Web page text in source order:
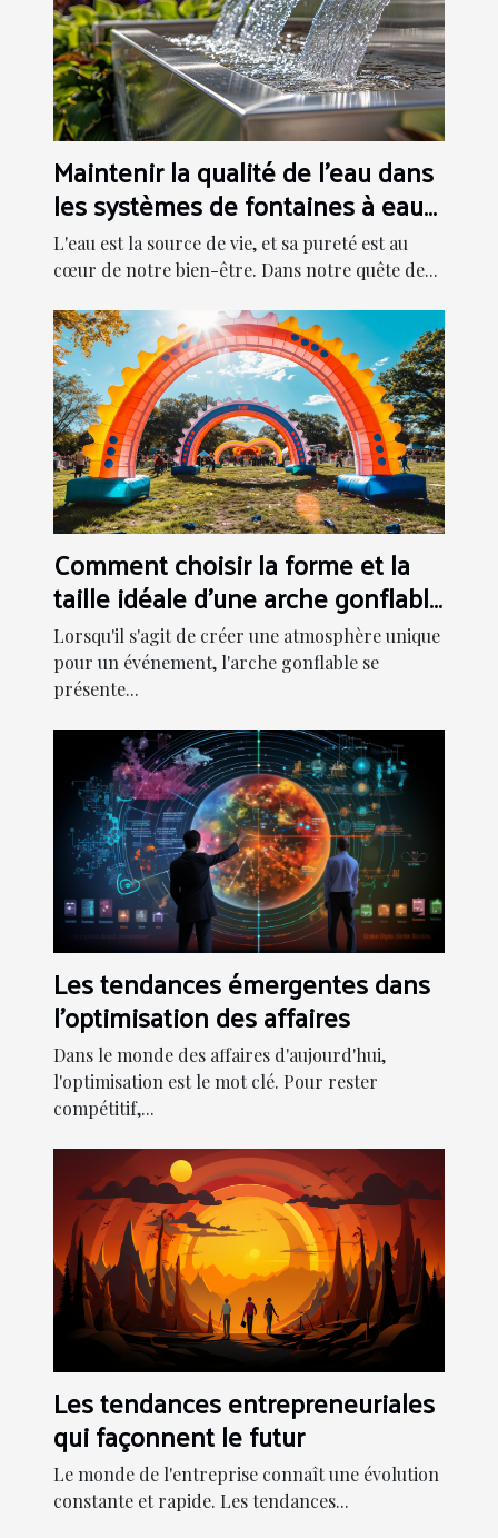
Maintenir la qualité de l'eau dans
les systèmes de fontaines à eau
modernes
L'eau est la source de vie, et sa pureté est au
cœur de notre bien-être. Dans notre quête de...
Comment choisir la forme et la
taille idéale d'une arche gonflable
pour votre événement
Lorsqu'il s'agit de créer une atmosphère unique
pour un événement, l'arche gonflable se
présente...
Les tendances émergentes dans
l'optimisation des affaires
Dans le monde des affaires d'aujourd'hui,
l'optimisation est le mot clé. Pour rester
compétitif,...
Les tendances entrepreneuriales
qui façonnent le futur
Le monde de l'entreprise connaît une évolution
constante et rapide. Les tendances...